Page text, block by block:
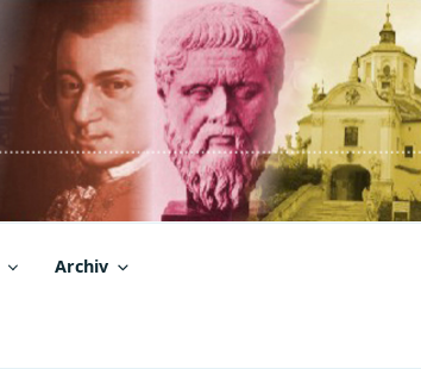
Archiv